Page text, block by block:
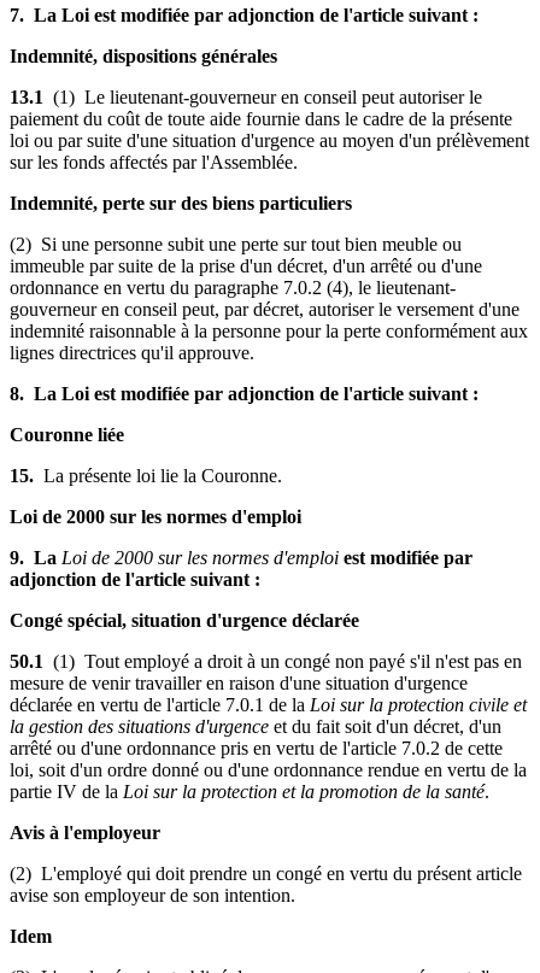
7. La Loi est modifiée par adjonction de l'article suivant :
Indemnité, dispositions générales
13.1 (1) Le lieutenant-gouverneur en conseil peut autoriser le
paiement du coût de toute aide fournie dans le cadre de la présente
loi ou par suite d'une situation d'urgence au moyen d'un prélèvement
sur les fonds affectés par l'Assemblée.
Indemnité, perte sur des biens particuliers
(2) Si une personne subit une perte sur tout bien meuble ou
immeuble par suite de la prise d'un décret, d'un arrêté ou d'une
ordonnance en vertu du paragraphe 7.0.2 (4), le lieutenant-
gouverneur en conseil peut, par décret, autoriser le versement d'une
indemnité raisonnable à la personne pour la perte conformément aux
lignes directrices qu'il approuve.
8. La Loi est modifiée par adjonction de l'article suivant :
Couronne liée
15. La présente loi lie la Couronne.
Loi de 2000 sur les normes d'emploi
9. La Loi de 2000 sur les normes d'emploi est modifiée par
adjonction de l'article suivant :
Congé spécial, situation d'urgence déclarée
50.1 (1) Tout employé a droit à un congé non payé s'il n'est pas en
mesure de venir travailler en raison d'une situation d'urgence
déclarée en vertu de l'article 7.0.1 de la Loi sur la protection civile et
la gestion des situations d'urgence et du fait soit d'un décret, d'un
arrêté ou d'une ordonnance pris en vertu de l'article 7.0.2 de cette
loi, soit d'un ordre donné ou d'une ordonnance rendue en vertu de la
partie IV de la Loi sur la protection et la promotion de la santé.
Avis à l'employeur
(2) L'employé qui doit prendre un congé en vertu du présent article
avise son employeur de son intention.
Idem